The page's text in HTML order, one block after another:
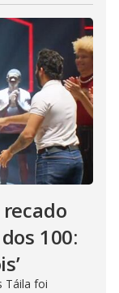
100:
Táila foi